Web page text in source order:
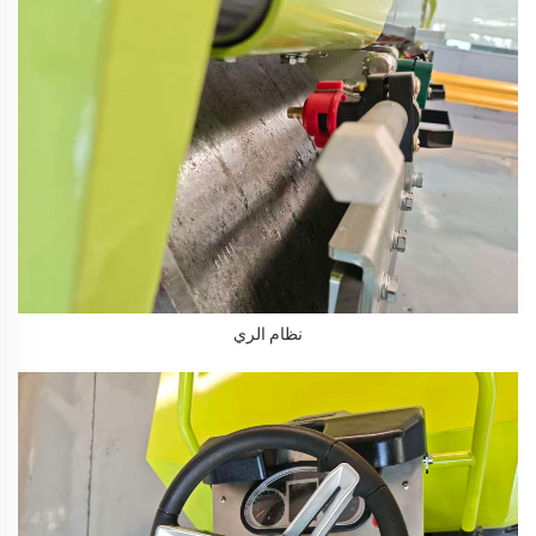
نظام الري